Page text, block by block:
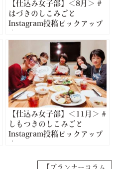
【仕込み女子部】＜8月＞ #
はづきのしこみごと
Instagram投稿ピックアップ
【仕込み女子部】＜11月＞ #
しもつきのしこみごと
Instagram投稿ピックアップ